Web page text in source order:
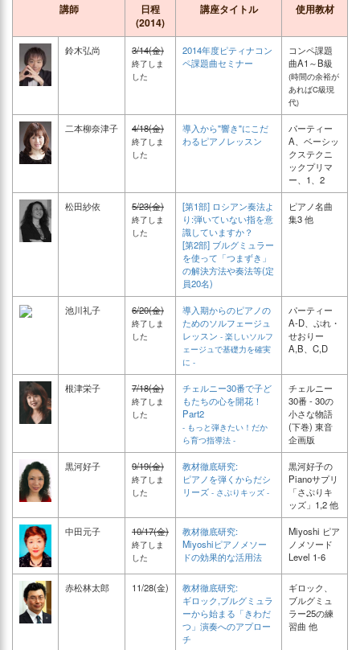
講師
日程
(2014)
講座タイトル 使用教材
鈴木弘尚 3/14(金)
終了しま
した
2014年度ピティナコン
ペ課題曲セミナー
コンペ課題
曲A1～B級
(時間の余裕が
あればC級現
代)
二本柳奈津子 4/18(金)
終了しま
した
導入から"響き"にこだ
わるピアノレッスン
パーティー
A、ベーシッ
クステクニ
ックプリマ
ー、1、2
松田紗依 5/23(金)
終了しま
した
[第1部] ロシアン奏法よ
り:弾いていない指を意
識していますか？
[第2部] ブルグミュラー
を使って「つまずき」
の解決方法や奏法等(定
員20名)
ピアノ名曲
集3 他
池川礼子 6/20(金)
終了しま
した
導入期からのピアノの
ためのソルフェージュ
レッスン - 楽しいソルフ
ェージュで基礎力を確実
に -
パーティー
A-D、ぷれ・
せおりー
A,B、C,D
根津栄子 7/18(金)
終了しま
した
チェルニー30番で子ど
もたちの心を開花！
Part2
- もっと弾きたい！だか
ら育つ指導法 -
チェルニー
30番 - 30の
小さな物語
(下巻) 東音
企画版
黒河好子 9/19(金)
終了しま
した
教材徹底研究:
ピアノを弾くからだシ
リーズ - さぷりキッズ -
黒河好子の
Pianoサプリ
「さぷりキ
ッズ」1,2 他
中田元子 10/17(金)
終了しま
した
教材徹底研究:
Miyoshiピアノメソー
ドの効果的な活用法
Miyoshi ピア
ノメソード
Level 1-6
赤松林太郎 11/28(金)
教材徹底研究:
ギロック,ブルグミュラ
ーから始まる「きわだ
つ」演奏へのアプロー
チ
ギロック、
ブルグミュ
ラー25の練
習曲 他